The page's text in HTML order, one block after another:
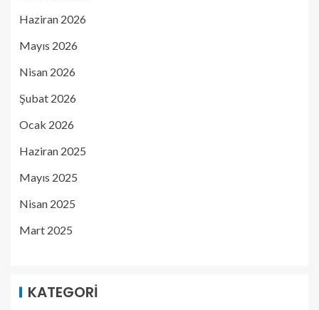
Haziran 2026
Mayıs 2026
Nisan 2026
Şubat 2026
Ocak 2026
Haziran 2025
Mayıs 2025
Nisan 2025
Mart 2025
KATEGORI